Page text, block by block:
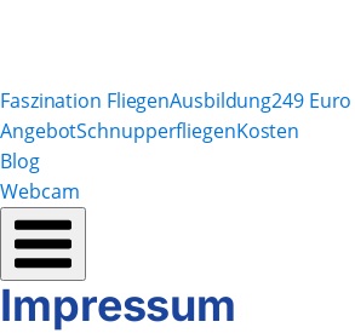
Faszination FliegenAusbildung249 Euro
AngebotSchnupperfliegenKosten
Blog
Webcam
Impressum